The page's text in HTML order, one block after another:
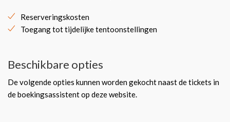
Reserveringskosten
Toegang tot tijdelijke tentoonstellingen
Beschikbare opties
De volgende opties kunnen worden gekocht naast de tickets in
de boekingsassistent op deze website.